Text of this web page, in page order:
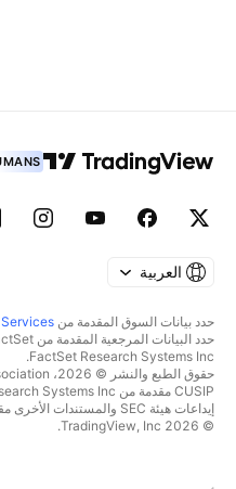
العربية
حدد بيانات السوق المقدمة من
FactSet Research Systems Inc.
CUSIP مقدمة من FactSet Research Systems Inc. جميع الحقوق محفوظة.
إيداعات هيئة SEC والمستندات الأخرى مقدمة من
© 2026 TradingView, Inc.